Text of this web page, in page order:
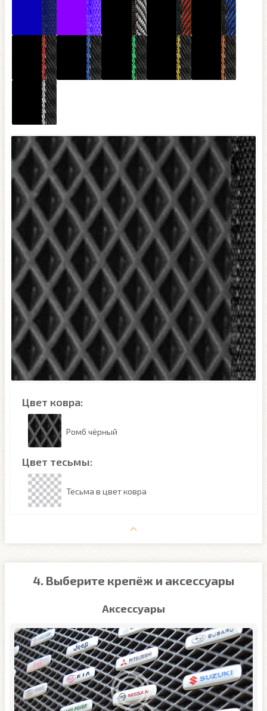
Цвет ковра:
Ромб чёрный
Цвет тесьмы:
Тесьма в цвет ковра
4. Выберите крепёж и аксессуары
Аксессуары